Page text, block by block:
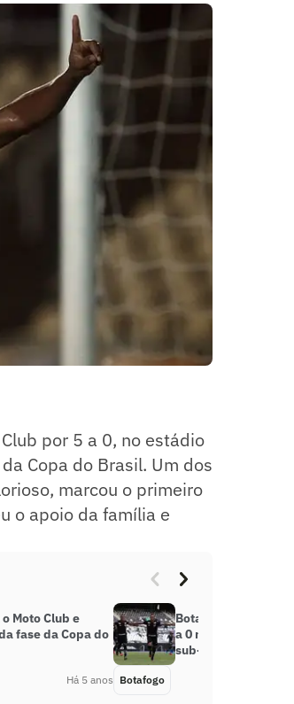
por 5 a 0, no estádio
Copa do Brasil. Um dos
marcou o primeiro
o apoio da família e
Moto Club e
fase da Copa do
Há 5 anos
Botafogo vence
a 0 na estreia da
sub-20
Botafogo